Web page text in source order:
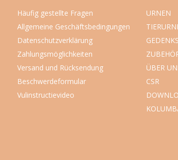
Häufig gestellte Fragen
Allgemeine Geschäftsbedingungen
Datenschutzverklärung
Zahlungsmöglichkeiten
Versand und Rücksendung
Beschwerdeformular
Vulinstructievideo
URNEN
ÜBER
CSR